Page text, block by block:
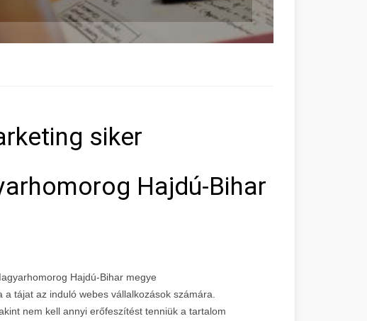
siker
Hajdú-Bihar
Hajdú-Bihar megye
tájat az induló webes vállalkozások számára.
nem kell annyi erőfeszítést tenniük a tartalom